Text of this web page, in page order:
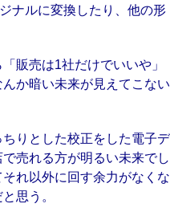
ナルに変換したり、他の形
販売は1社だけでいいや」
か暗い未来が見えてこない
りとした校正をした電子デ
売れる方が明るい未来でし
れ以外に回す余力がなくな
思う。